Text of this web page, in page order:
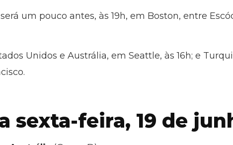
um pouco antes, às 19h, em Boston, entre
Unidos e Austrália, em Seattle, às 16h; e
sexta-feira, 19 de